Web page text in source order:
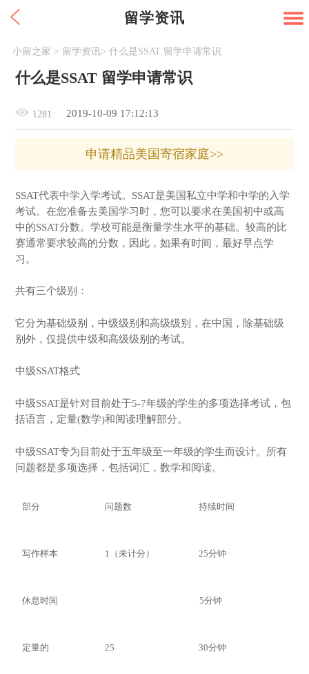
留学资讯
小留之家 > 留学资讯> 什么是SSAT 留学申请常识
什么是SSAT 留学申请常识
1281 2019-10-09 17:12:13
申请精品美国寄宿家庭>>
SSAT代表中学入学考试。SSAT是美国私立中学和中学的入学
考试。在您准备去美国学习时，您可以要求在美国初中或高
中的SSAT分数。学校可能是衡量学生水平的基础。较高的比
赛通常要求较高的分数，因此，如果有时间，最好早点学
习。
共有三个级别：
它分为基础级别，中级级别和高级级别，在中国，除基础级
别外，仅提供中级和高级级别的考试。
中级SSAT格式
中级SSAT是针对目前处于5-7年级的学生的多项选择考试，包
括语言，定量(数学)和阅读理解部分。
中级SSAT专为目前处于五年级至一年级的学生而设计。所有
问题都是多项选择，包括词汇，数学和阅读。
部分 问题数 持续时间
写作样本 1（未计分） 25分钟
休息时间 5分钟
定量的 25 30分钟